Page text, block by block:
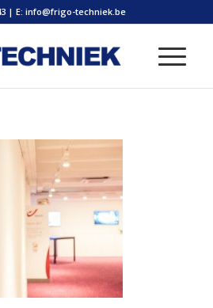
|E: info@frigo-techniek.be